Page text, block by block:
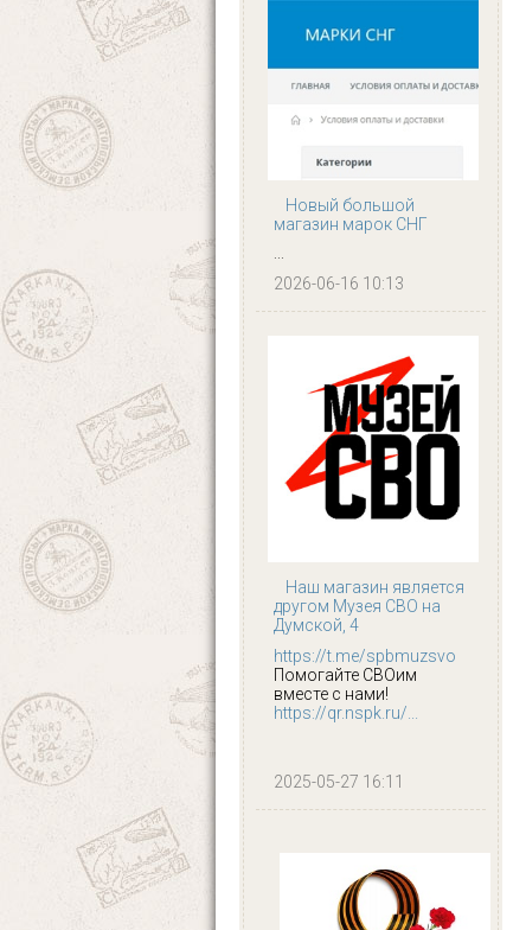
Новый большой
магазин марок СНГ
...
2026-06-16 10:13
Наш магазин является
другом Музея СВО на
Думской, 4
https://t.me/spbmuzsvo
Помогайте СВОим
вместе с нами!
https://qr.nspk.ru/...
2025-05-27 16:11